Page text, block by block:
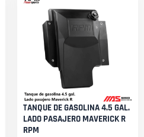
TANQUE DE GASOLINA 4.5 GAL.
LADO PASAJERO MAVERICK R
RPM